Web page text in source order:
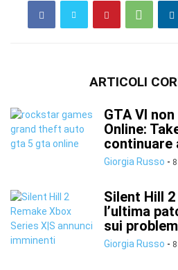
ARTICOLI
GTA VI
Online:
continuare
Giorgia Russo -
Silent Hill
l’ultima
sui
Giorgia Russo -